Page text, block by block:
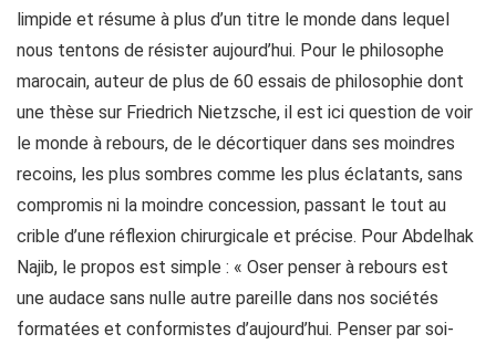
limpide et résume à plus d’un titre le monde dans lequel
nous tentons de résister aujourd’hui. Pour le philosophe
marocain, auteur de plus de 60 essais de philosophie dont
une thèse sur Friedrich Nietzsche, il est ici question de voir
le monde à rebours, de le décortiquer dans ses moindres
recoins, les plus sombres comme les plus éclatants, sans
compromis ni la moindre concession, passant le tout au
crible d’une réflexion chirurgicale et précise. Pour Abdelhak
Najib, le propos est simple : « Oser penser à rebours est
une audace sans nulle autre pareille dans nos sociétés
formatées et conformistes d’aujourd’hui. Penser par soi-